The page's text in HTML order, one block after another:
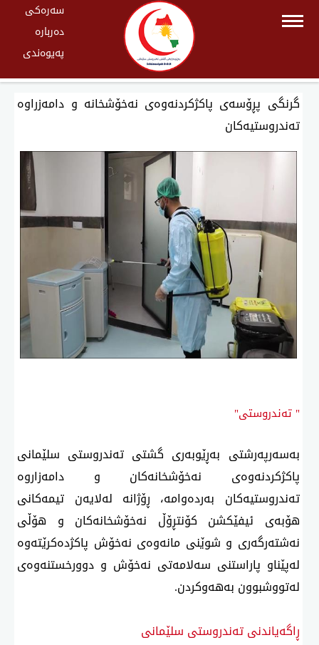
سەرەکی
دەربارە
پەیوەندی
گرنگی پڕۆسەی پاكژكردنەوەی نەخۆشخانە و دامەزراوە
تەندروستیەكان
" تەندروستی"
بەسەرپەرشتی بەڕێوبەری گشتی تەندروستی سلێمانی
پاكژكردنەوەی نەخۆشخانەكان و دامەزاروە
تەندروستیەكان بەردەوامە، ڕۆژانە لەلایەن تیمەكانی
هۆبەی ئیفێكشن كۆنتڕۆڵ نەخۆشخانەكان و هۆڵی
نەشتەرگەری و شوێنی مانەوەی نەخۆش پاكژدەكرێتەوە
لەپێناو پاراستنی سەلامەتی نەخۆش و دوورخستنەوەی
لەتووشبوون بەهەوكردن.
ڕاگەیاندنی تەندروستی سلێمانی